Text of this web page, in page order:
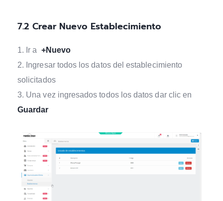
7.2 Crear Nuevo Establecimiento
Ir a +Nuevo
Ingresar todos los datos del establecimiento
solicitados
Una vez ingresados todos los datos dar clic en
Guardar